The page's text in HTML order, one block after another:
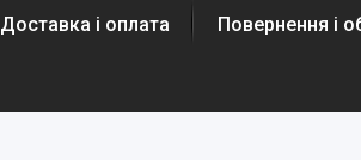
Доставка і оплата Повернення і